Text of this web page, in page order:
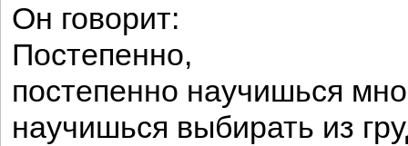
Он говорит:
Постепенно,
постепенно научишься
научишься выбирать из